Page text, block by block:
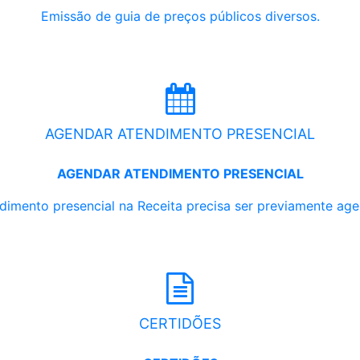
Emissão de guia de preços públicos diversos.
AGENDAR ATENDIMENTO PRESENCIAL
AGENDAR ATENDIMENTO PRESENCIAL
presencial na Receita precisa ser previamente
CERTIDÕES